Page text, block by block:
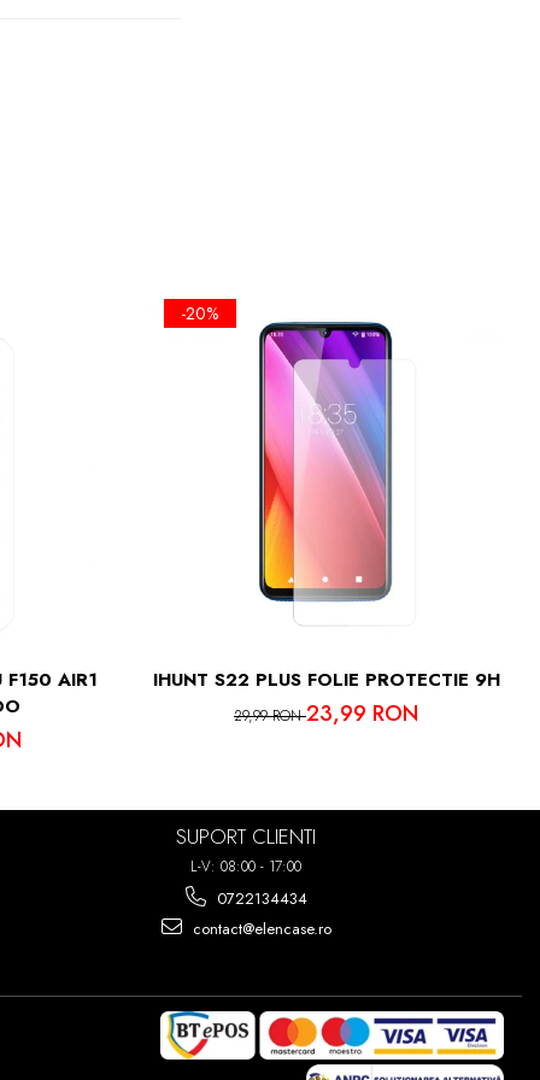
FOLOSI
UMET,
DE
PUTETI
7 ORI!
F150 AIR1
-20%
IHUNT S22 PLUS FOLIE PROTECTIE 9H
29,99 RON23,99 RON
SUPORT CLIENTI
L-V: 08:00 - 17:00
0722134434
contact@elencase.ro